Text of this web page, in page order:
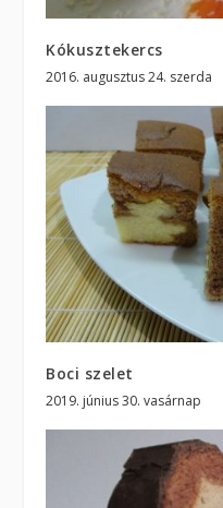
Kókusztekercs
2016. augusztus 24. szerda
Boci szelet
2019. június 30. vasárnap